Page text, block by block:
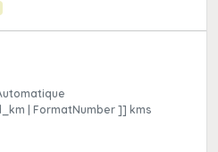
| FormatNumber ]] kms